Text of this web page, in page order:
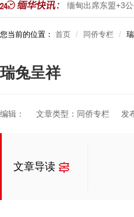
字化转型 缅甸出席东盟+3公
您当前的位置： 首页 同侨专栏
瑞兔呈祥
编辑： 文章类型：同侨专栏 发
文章导读